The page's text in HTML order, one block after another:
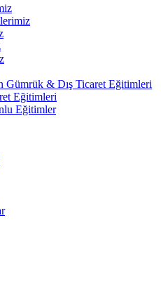
Gümrük & Dış Ticaret Eğitimleri
Eğitimleri
Eğitimler